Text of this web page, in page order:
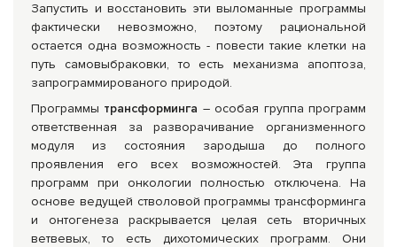
Запустить и восстановить эти выломанные программы
фактически невозможно, поэтому рациональной
остается одна возможность - повести такие клетки на
путь самовыбраковки, то есть механизма апоптоза,
запрограммированого природой.
Программы трансформинга – особая группа программ
ответственная за разворачивание организменного
модуля из состояния зародыша до полного
проявления его всех возможностей. Эта группа
программ при онкологии полностью отключена. На
основе ведущей стволовой программы трансформинга
и онтогенеза раскрывается целая сеть вторичных
ветвевых, то есть дихотомических программ. Они